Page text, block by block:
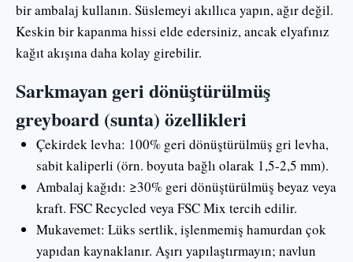
bir ambalaj kullanın. Süslemeyi akıllıca yapın, ağır değil.
Keskin bir kapanma hissi elde edersiniz, ancak elyafınız
kağıt akışına daha kolay girebilir.
Sarkmayan geri dönüştürülmüş
greyboard (sunta) özellikleri
Çekirdek levha: 100% geri dönüştürülmüş gri levha,
sabit kaliperli (örn. boyuta bağlı olarak 1,5-2,5 mm).
Ambalaj kağıdı: ≥30% geri dönüştürülmüş beyaz veya
kraft. FSC Recycled veya FSC Mix tercih edilir.
Mukavemet: Lüks sertlik, işlenmemiş hamurdan çok
yapıdan kaynaklanır. Aşırı yapılaştırmayın; navlun